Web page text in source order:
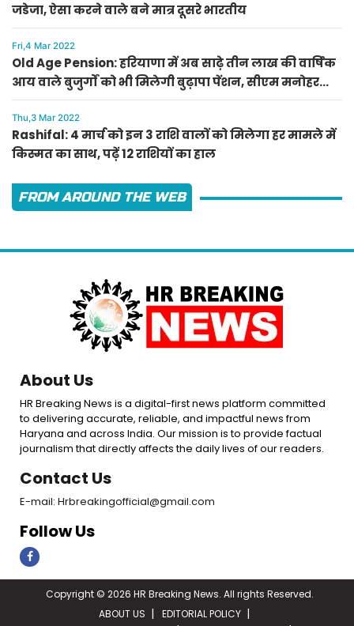
जडेजा, ऐसा करने वाले बने मात्र दूसरे भारतीय
Fri,4 Mar 2022
Old Age Pension: हरियाणा में अब साढ़े तीन लाख की वार्षिक
आय वाले बुजुर्गों को भी मिलेगी बुढ़ापा पेंशन, सीएम मनोहर
लाल का ऐलान
Thu,3 Mar 2022
Rashifal: 4 मार्च को इन 3 राशि वालों को मिलेगा हर मामले में
किस्मत का साथ, पढ़ें 12 राशियों का हाल
FROM AROUND THE WEB
About Us
HR Breaking News is a digital-first news platform committed
to delivering accurate, reliable, and impactful news from
Haryana and across India. Our mission is to provide factual
journalism that directly affects the daily lives of our readers.
Contact Us
E-mail: Hrbreakingofficial@gmail.com
Follow Us
Copyright © 2026 HR Breaking News. All rights Reserved.
ABOUT US
EDITORIAL POLICY